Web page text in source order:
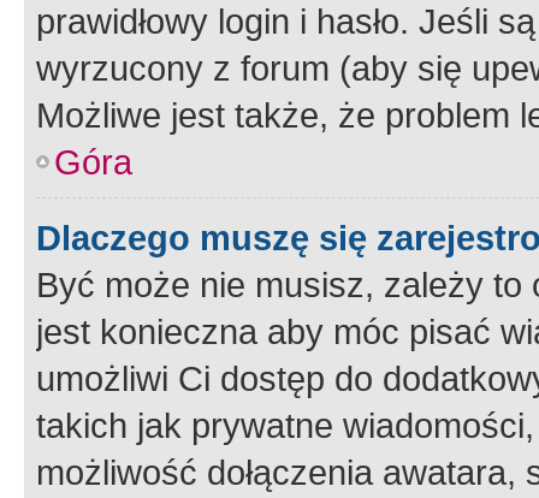
prawidłowy login i hasło. Jeśli
wyrzucony z forum (aby się
Możliwe jest także, że problem
Góra
Dlaczego muszę się
Być może nie musisz, zależy
jest konieczna aby móc pisać
umożliwi Ci dostęp do
takich jak prywatne
możliwość dołączenia